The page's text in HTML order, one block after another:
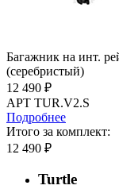
Багажник на инт.
(серебристый)
12 490 ₽
АРТ TUR.V2.S
Подробнее
Итого за комплект:
12 490 ₽
Turtle